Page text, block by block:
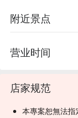
附近景点
营业时间
店家规范
本專案恕無法指